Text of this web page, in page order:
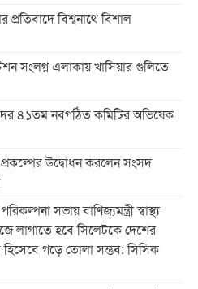
বিশ্বনাথে বিশাল
সংলগ্ন এলাকায় খাসিয়ার গুলিতে
৪১তম নবগঠিত কমিটির অভিষেক
প্রকল্পের উদ্বোধন করলেন সংসদ
সভায় বাণিজ্যমন্ত্রী স্বাস্থ্য
লাগাতে হবে সিলেটকে দেশের
হিসেবে গড়ে তোলা সম্ভব: সিসিক